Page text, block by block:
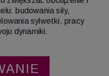
budowania siły,
sylwetki, pracy
dynamiki.